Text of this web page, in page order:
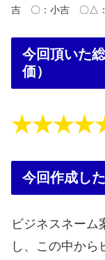
吉 〇：小吉 〇△
今回頂いた
価）
今回作成し
ビジネスネーム
し、この中から